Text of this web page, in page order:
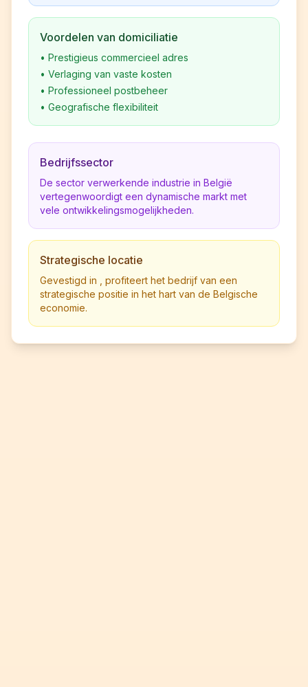
Voordelen van domiciliatie
• Prestigieus commercieel adres
• Verlaging van vaste kosten
• Professioneel postbeheer
• Geografische flexibiliteit
Bedrijfssector
De sector verwerkende industrie in België
vertegenwoordigt een dynamische markt met
vele ontwikkelingsmogelijkheden.
Strategische locatie
Gevestigd in , profiteert het bedrijf van een
strategische positie in het hart van de Belgische
economie.